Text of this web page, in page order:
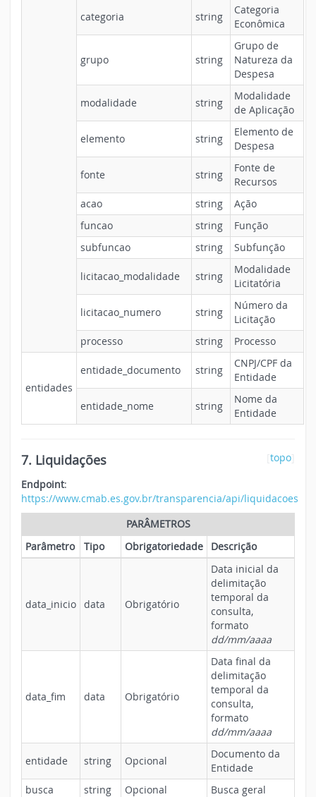
categoria string
Categoria
Econômica
grupo string
Grupo de
Natureza da
Despesa
modalidade string
Modalidade
de Aplicação
elemento string
Elemento de
Despesa
fonte string
Fonte de
Recursos
acao
string
Ação
funcao
string
Função
subfuncao
string Subfunção
licitacao_modalidade string
Modalidade
Licitatória
licitacao_numero string
Número da
Licitação
processo
string Processo
entidades
entidade_documento string
CNPJ/CPF da
Entidade
entidade_nome string
Nome da
Entidade
7. Liquidações [topo]
Endpoint:
https://www.cmab.es.gov.br/transparencia/api/liquidacoes
PARÂMETROS
Parâmetro
Tipo Obrigatoriedade Descrição
data_inicio data Obrigatório
Data inicial da
delimitação
temporal da
consulta,
formato
dd/mm/aaaa
data_fim data Obrigatório
Data final da
delimitação
temporal da
consulta,
formato
dd/mm/aaaa
entidade string Opcional
Documento da
Entidade
busca
string Opcional Busca geral